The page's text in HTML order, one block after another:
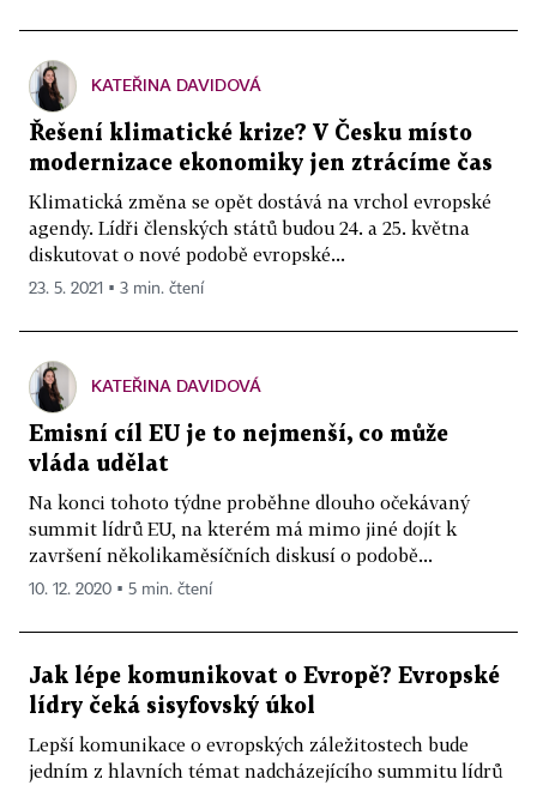
KATEŘINA DAVIDOVÁ
Řešení klimatické krize? V Česku místo
modernizace ekonomiky jen ztrácíme čas
Klimatická změna se opět dostává na vrchol evropské
agendy. Lídři členských států budou 24. a 25. května
diskutovat o nové podobě evropské...
23. 5. 2021 ▪ 3 min. čtení
KATEŘINA DAVIDOVÁ
Emisní cíl EU je to nejmenší, co může
vláda udělat
Na konci tohoto týdne proběhne dlouho očekávaný
summit lídrů EU, na kterém má mimo jiné dojít k
završení několikaměsíčních diskusí o podobě...
10. 12. 2020 ▪ 5 min. čtení
Jak lépe komunikovat o Evropě? Evropské
lídry čeká sisyfovský úkol
Lepší komunikace o evropských záležitostech bude
jedním z hlavních témat nadcházejícího summitu lídrů